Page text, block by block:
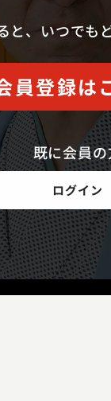
と、いつでも
員登録は
既に会員の
ログイン